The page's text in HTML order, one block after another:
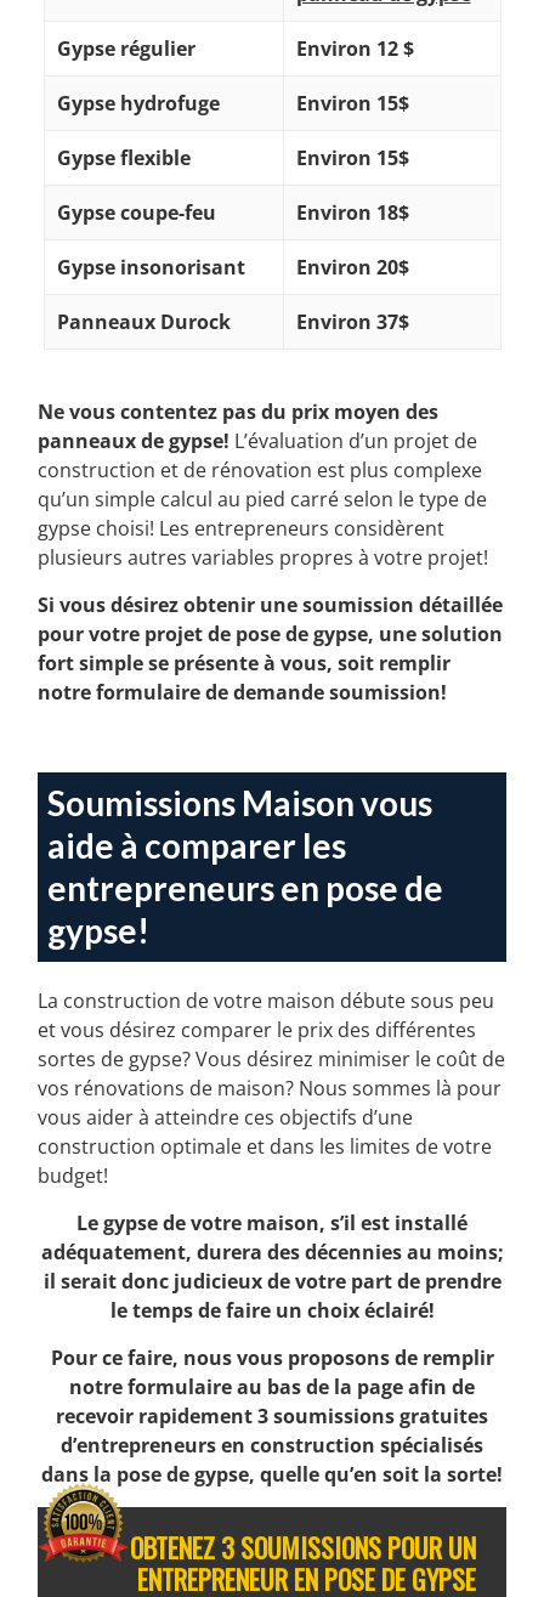
Ne vous contentez pas du prix moyen des
panneaux de gypse!L’évaluation d’un projet de
construction et de rénovation est plus complexe
qu’un simple calcul au pied carré selon le type de
gypse choisi! Les entrepreneurs considèrent
Si vous désirez obtenir une soumission détaillée
pour votre projet de pose de gypse, une solution
fort simple se présente à vous, soit remplir
Soumissions Maison vous
aide à comparer les
entrepreneurs en pose de
gypse!
La construction de votre maison débute sous peu
et vous désirez comparer le prix des différentes
sortes de gypse? Vous désirez minimiser le coût de
vos rénovations de maison? Nous sommes là pour
vous aider à atteindre ces objectifs d’une
construction optimale et dans les limites de votre
Le gypse de votre maison, s’il est installé
adéquatement, durera des décennies au moins;
il serait donc judicieux de votre part de prendre
Pour ce faire, nous vous proposons de remplir
notre formulaire au bas de la page afin de
recevoir rapidement 3 soumissions gratuites
d’entrepreneurs en construction spécialisés
dans la pose de gypse, quelle qu’en soit la sorte!
OBTENEZ 3 SOUMISSIONS POUR UN